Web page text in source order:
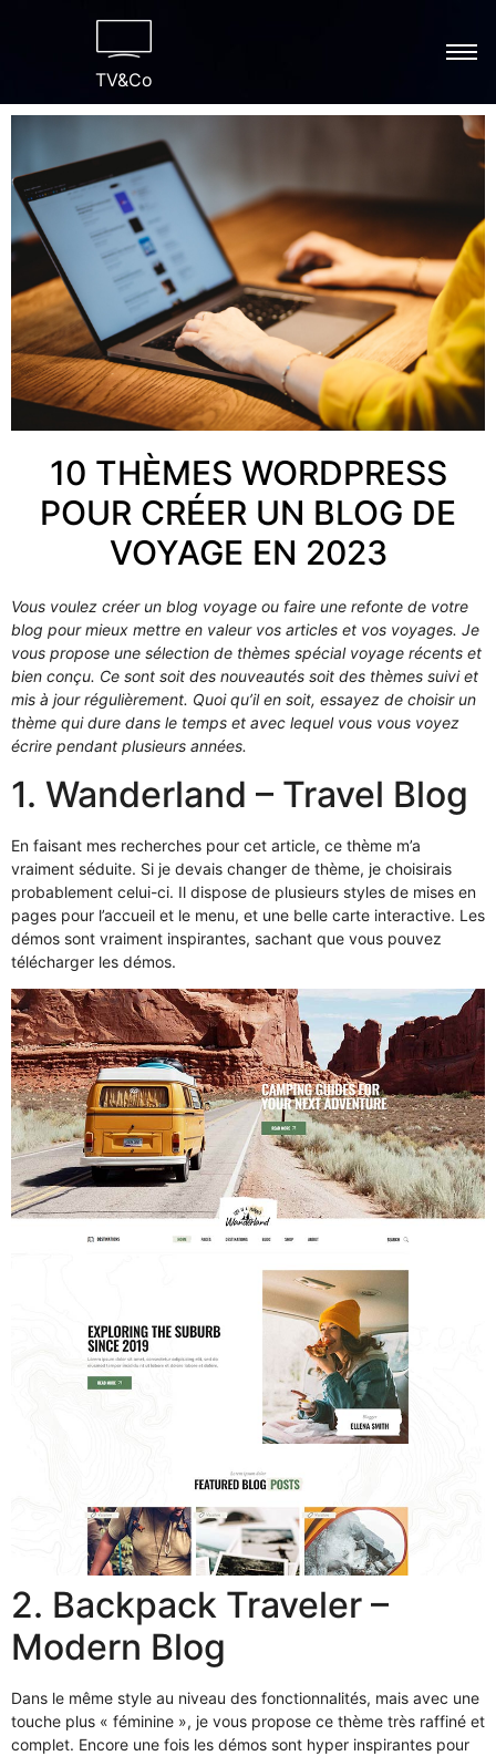
TV&Co
10 THÈMES WORDPRESS
POUR CRÉER UN BLOG DE
VOYAGE EN 2023
Vous voulez créer un blog voyage ou faire une refonte de votre
blog pour mieux mettre en valeur vos articles et vos voyages. Je
vous propose une sélection de thèmes spécial voyage récents et
bien conçu. Ce sont soit des nouveautés soit des thèmes suivi et
mis à jour régulièrement. Quoi qu’il en soit, essayez de choisir un
thème qui dure dans le temps et avec lequel vous vous voyez
écrire pendant plusieurs années.
1. Wanderland – Travel Blog
En faisant mes recherches pour cet article, ce thème m’a
vraiment séduite. Si je devais changer de thème, je choisirais
probablement celui-ci. Il dispose de plusieurs styles de mises en
pages pour l’accueil et le menu, et une belle carte interactive. Les
démos sont vraiment inspirantes, sachant que vous pouvez
télécharger les démos.
2. Backpack Traveler –
Modern Blog
Dans le même style au niveau des fonctionnalités, mais avec une
touche plus « féminine », je vous propose ce thème très raffiné et
complet. Encore une fois les démos sont hyper inspirantes pour